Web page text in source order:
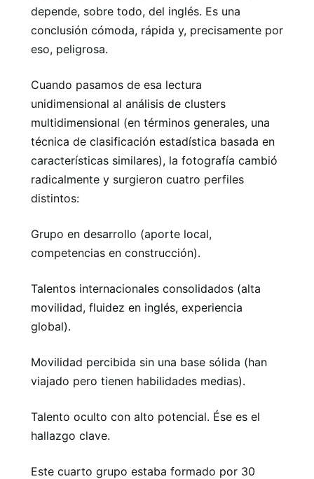
depende, sobre todo, del inglés. Es una
conclusión cómoda, rápida y, precisamente por
eso, peligrosa.
Cuando pasamos de esa lectura
unidimensional al análisis de clusters
multidimensional (en términos generales, una
técnica de clasificación estadística basada en
características similares), la fotografía cambió
radicalmente y surgieron cuatro perfiles
distintos:
Grupo en desarrollo (aporte local,
competencias en construcción).
Talentos internacionales consolidados (alta
movilidad, fluidez en inglés, experiencia
global).
Movilidad percibida sin una base sólida (han
viajado pero tienen habilidades medias).
Talento oculto con alto potencial. Ése es el
hallazgo clave.
Este cuarto grupo estaba formado por 30